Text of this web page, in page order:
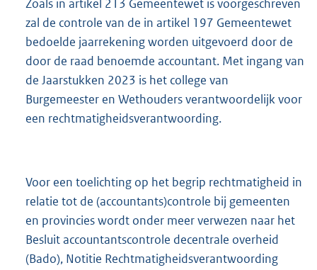
Zoals in artikel 213 Gemeentewet is voorgeschreven
zal de controle van de in artikel 197 Gemeentewet
bedoelde jaarrekening worden uitgevoerd door de
door de raad benoemde accountant. Met ingang van
de Jaarstukken 2023 is het college van
Burgemeester en Wethouders verantwoordelijk voor
een rechtmatigheidsverantwoording.
Voor een toelichting op het begrip rechtmatigheid in
relatie tot de (accountants)controle bij gemeenten
en provincies wordt onder meer verwezen naar het
Besluit accountantscontrole decentrale overheid
(Bado), Notitie Rechtmatigheidsverantwoording